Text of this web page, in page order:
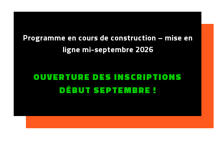
Programme en cours de construction – mise en
ligne mi-septembre 2026
OUVERTURE DES INSCRIPTIONS
DÉBUT SEPTEMBRE !